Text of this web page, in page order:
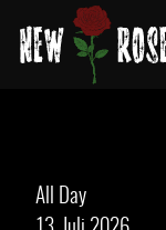
geschlossen
All Day